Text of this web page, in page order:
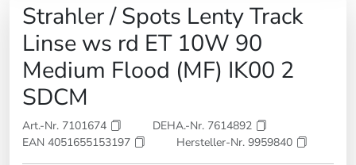
Strahler / Spots Lenty Track
Linse ws rd ET 10W 90
Medium Flood (MF) IK00 2
SDCM
Art.-Nr. 7101674
DEHA.-Nr. 7614892
EAN 4051655153197
Hersteller-Nr. 9959840